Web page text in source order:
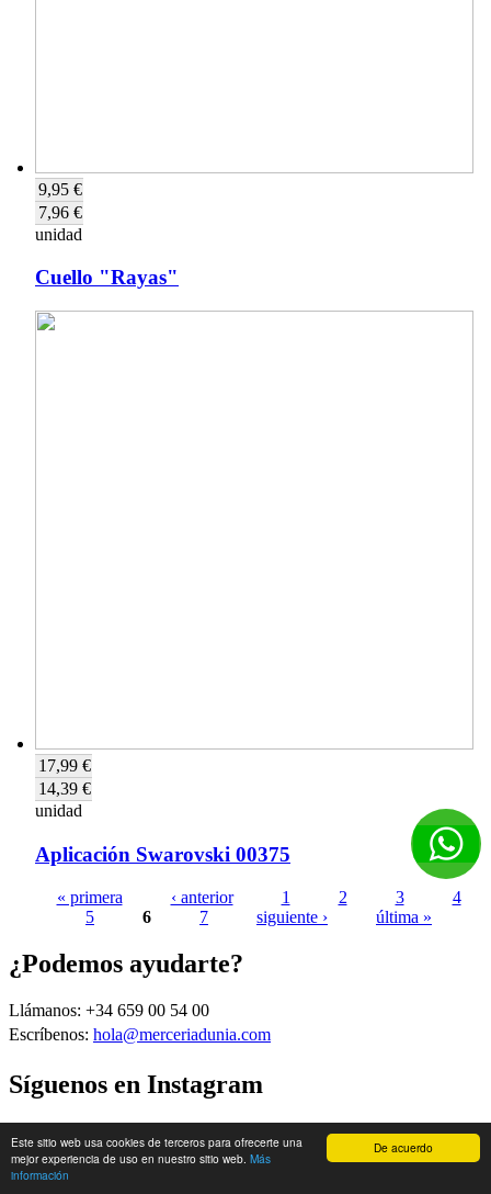
De acuerdo
Este sitio web usa cookies de terceros para ofrecerte una
mejor experiencia de uso en nuestro sitio web. Más
información
9,95 €
7,96 €
unidad
Cuello "Rayas"
17,99 €
14,39 €
unidad
Aplicación Swarovski 00375
Páginas
« primera ‹ anterior 1 2 3
4
5
6 7 siguiente › última »
¿Podemos ayudarte?
Llámanos: +34 659 00 54 00
Escríbenos: hola@merceriadunia.com
Síguenos en Instagram
Sobre Dunia
Nosotras